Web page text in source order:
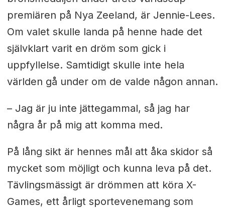
premiären på Nya Zeeland, är Jennie-Lees.
Om valet skulle landa på henne hade det
självklart varit en dröm som gick i
uppfyllelse. Samtidigt skulle inte hela
världen gå under om de valde någon annan.
– Jag är ju inte jättegammal, så jag har
några år på mig att komma med.
På lång sikt är hennes mål att åka skidor så
mycket som möjligt och kunna leva på det.
Tävlingsmässigt är drömmen att köra X-
Games, ett årligt sportevenemang som